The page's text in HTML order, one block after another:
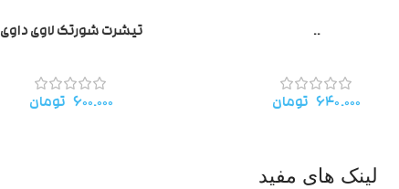
..
۶۴۰.۰۰۰ تومان
تیشرت شورتک لاوی داوی
۶۰۰.۰۰۰ تومان
لینک های مفید